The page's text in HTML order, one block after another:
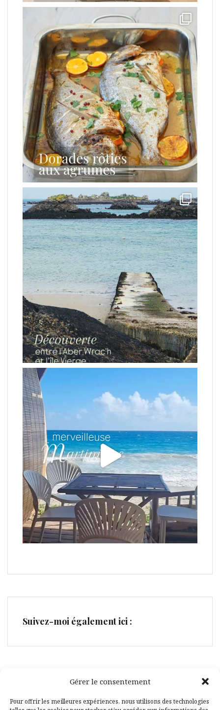
Gérer le consentement
Pour offrir les meilleures expériences, nous utilisons des technologies
Suivez-moi également ici :
Facebook
Pinterest